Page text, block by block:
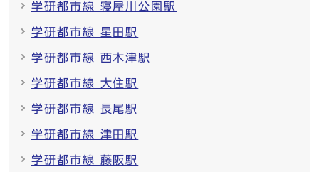
学研都市線 寝屋川公園駅
学研都市線 星田駅
学研都市線 西木津駅
学研都市線 大住駅
学研都市線 長尾駅
学研都市線 津田駅
学研都市線 藤阪駅